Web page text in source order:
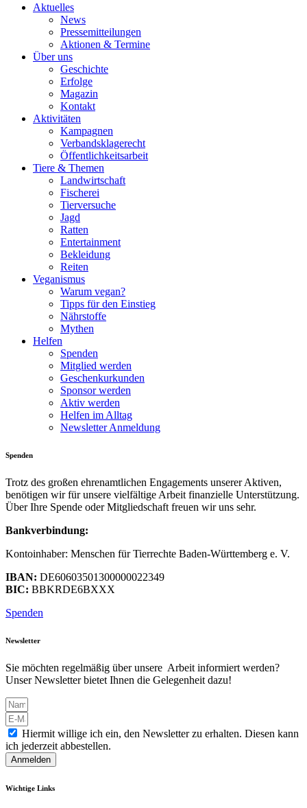
Aktuelles
News
Pressemitteilungen
Aktionen & Termine
Über uns
Geschichte
Erfolge
Magazin
Kontakt
Aktivitäten
Kampagnen
Verbandsklagerecht
Öffentlichkeitsarbeit
Tiere & Themen
Landwirtschaft
Fischerei
Tierversuche
Jagd
Ratten
Entertainment
Bekleidung
Reiten
Veganismus
Warum vegan?
Tipps für den Einstieg
Nährstoffe
Mythen
Helfen
Spenden
Mitglied werden
Geschenkurkunden
Sponsor werden
Aktiv werden
Helfen im Alltag
Newsletter Anmeldung
Spenden
Trotz des großen ehrenamtlichen Engagements unserer Aktiven,
benötigen wir für unsere vielfältige Arbeit finanzielle Unterstützung.
Über Ihre Spende oder Mitgliedschaft freuen wir uns sehr.
Bankverbindung:
Kontoinhaber: Menschen für Tierrechte Baden-Württemberg e. V.
IBAN: DE60603501300000022349
BIC: BBKRDE6BXXX
Spenden
Newsletter
Sie möchten regelmäßig über unsere Arbeit informiert werden?
Unser Newsletter bietet Ihnen die Gelegenheit dazu!
Hiermit willige ich ein, den Newsletter zu erhalten. Diesen kann
ich jederzeit abbestellen.
Anmelden
Wichtige Links